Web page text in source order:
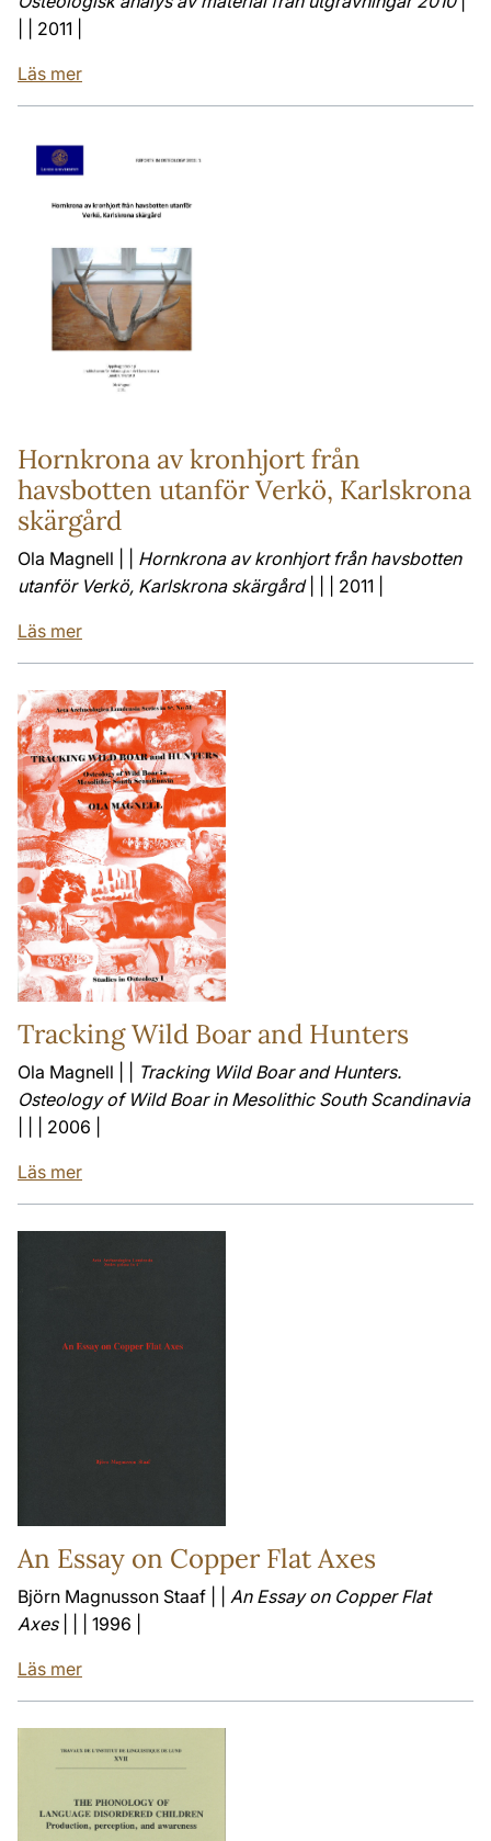
| | 2011 |
Läs mer
Hornkrona av kronhjort från
havsbotten utanför Verkö, Karlskrona
skärgård
Ola Magnell | | Hornkrona av kronhjort från havsbotten
utanför Verkö, Karlskrona skärgård| | | 2011 |
Läs mer
Tracking Wild Boar and Hunters
Ola Magnell | |
Tracking Wild Boar and Hunters.
Osteology of Wild Boar in Mesolithic South Scandinavia
| | | 2006 |
Läs mer
An Essay on Copper Flat Axes
Björn Magnusson Staaf | | An Essay on Copper Flat
Axes| | | 1996 |
Läs mer